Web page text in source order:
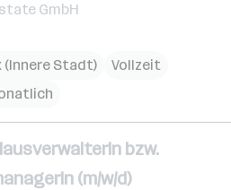
GmbH
(Innere Stadt)
Vollzeit
bzw.
(m/w/d)